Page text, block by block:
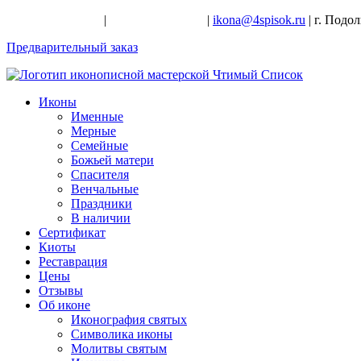
| | ikona@4spisok.ru | г.
Предварительный заказ
Иконы
Именные
Мерные
Семейные
Божьей матери
Спасителя
Венчальные
Праздники
В наличии
Сертификат
Киоты
Реставрация
Цены
Отзывы
Об иконе
Иконография святых
Символика иконы
Молитвы святым